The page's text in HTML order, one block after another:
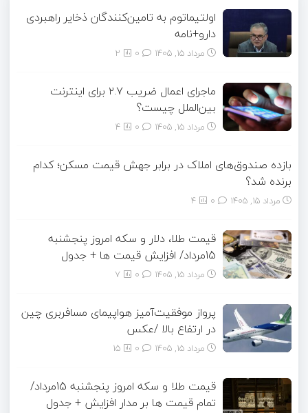
اولتیماتوم به تامین‌کنندگان ذخایر راهبردی
دارو+نامه
مرداد ۱۵, ۱۴۰۵ 2
ماجرای اعمال ضریب ۲.۷ برای اینترنت
بین‌الملل چیست؟
مرداد ۱۵, ۱۴۰۵ 4
بازده صندوق‌های املاک در برابر جهش قیمت مسکن؛ کدام
برنده شد؟
مرداد ۱۵, ۱۴۰۵ 4
قیمت طلا، دلار و سکه امروز پنجشنبه
15مرداد/ افزایش قیمت ها + جدول
مرداد ۱۵, ۱۴۰۵ 7
پرواز موفقیت‌آمیز هواپیمای مسافربری چین
در ارتفاع بالا /عکس
مرداد ۱۵, ۱۴۰۵ 15
قیمت طلا و سکه امروز پنجشنبه 15مرداد/
تمام قیمت ها بر مدار افزایش + جدول